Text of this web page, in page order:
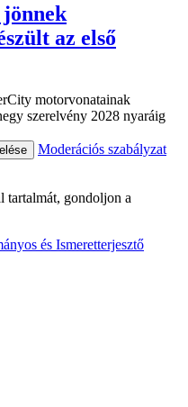
az első
motorvonatainak
szerelvény 2028 nyaráig
Moderációs szabályzat
tartalmát, gondoljon a
és Ismeretterjesztő